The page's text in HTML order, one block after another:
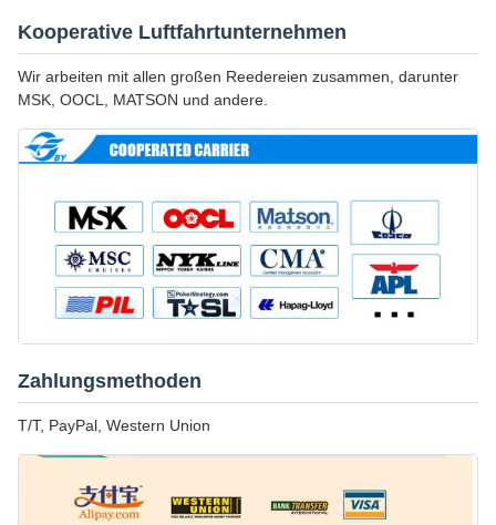
Kooperative Luftfahrtunternehmen
Wir arbeiten mit allen großen Reedereien zusammen, darunter
MSK, OOCL, MATSON und andere.
Zahlungsmethoden
T/T, PayPal, Western Union